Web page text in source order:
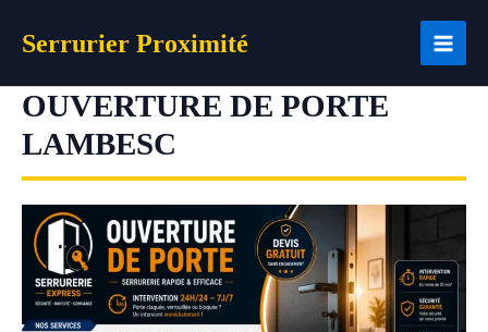
Serrurier Proximité
OUVERTURE DE PORTE
LAMBESC